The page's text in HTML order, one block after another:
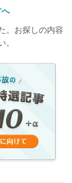
へ
。お探しの内容
。